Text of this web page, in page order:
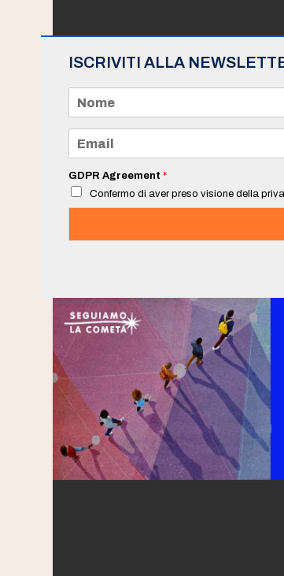
ISCRIVITI ALLA
m
e
a
i
*
GDPR Agreement *
Confermo di aver preso visione della